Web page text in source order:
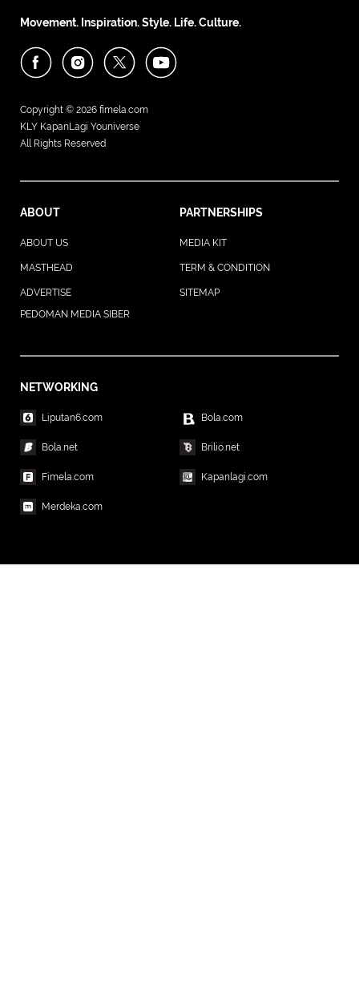
Movement. Inspiration. Style. Life. Culture.
Copyright © 2026 fimela.com
KLY KapanLagi Youniverse
All Rights Reserved
ABOUT PARTNERSHIPS
ABOUT US MEDIA KIT
MASTHEAD TERM & CONDITION
ADVERTISE
SITEMAP
PEDOMAN MEDIA SIBER
NETWORKING
Liputan6.com Bola.com
Bola.net Brilio.net
Fimela.com Kapanlagi.com
Merdeka.com